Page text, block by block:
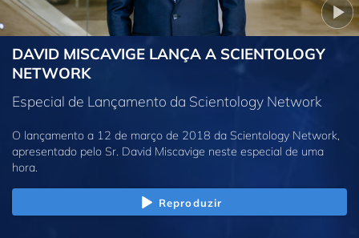
DAVID MISCAVIGE LANÇA A SCIENTOLOGY
NETWORK
Especial de Lançamento da Scientology Network
O lançamento a 12 de março de 2018 da Scientology Network,
apresentado pelo Sr. David Miscavige neste especial de uma
hora.
Reproduzir